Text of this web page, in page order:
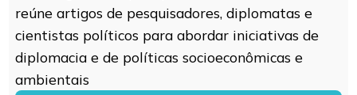
reúne artigos de pesquisadores, diplomatas e
cientistas políticos para abordar iniciativas de
diplomacia e de políticas socioeconômicas e
ambientais